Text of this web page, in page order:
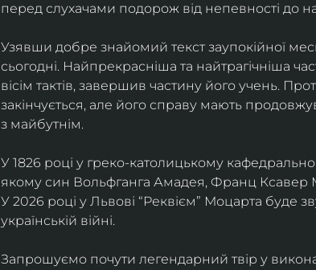
перед слухачами подорож від непевності до
Узявши добре знайомий текст заупокійної
сьогодні. Найпрекрасніша та найтрагічніша
вісім тактів, завершив частину його учень.
закінчується, але його справу мають
з майбутнім.
У 1826 році у греко-католицькому
якому син Вольфганга Амадея, Франц Ксавер
У 2026 році у Львові “Реквієм” Моцарта буде
українській війні.
Запрошуємо почути легендарний твір у